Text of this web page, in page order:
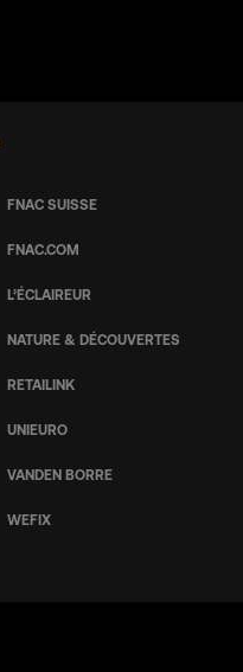
FNAC SUISSE
FNAC.COM
L’ÉCLAIREUR
NATURE & DÉCOUVERTES
RETAILINK
UNIEURO
VANDEN BORRE
WEFIX